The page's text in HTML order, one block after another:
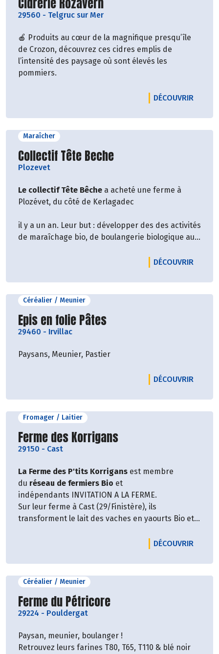
Cidrerie Rozavern
29560 - Telgruc sur Mer
🍎 Produits au cœur de la magnifique presqu’île
de Crozon, découvrez ces cidres emplis de
l’intensité des paysage où sont élevés les
pommiers.
DÉCOUVRIR
Maraîcher
Découvrir le producteur
Collectif Tête Beche
Plozevet
Le collectif Tête Bêche a acheté une ferme à
Plozévet, du côté de Kerlagadec
il y a un an. Leur but : développer des des activités
de maraîchage bio, de boulangerie biologique au
DÉCOUVRIR
Céréalier / Meunier
Découvrir le producteur
Epis en folie Pâtes
29460 - Irvillac
Paysans, Meunier, Pastier
DÉCOUVRIR
Fromager / Laitier
Découvrir le producteur
Ferme des Korrigans
29150 - Cast
La Ferme des P'tits Korrigans est membre
du réseau de fermiers Bio et
indépendants INVITATION A LA FERME.
Sur leur ferme à Cast (29/Finistère), ils
transforment le lait des vaches en yaourts Bio et
Le magasin de Douarnenez se fait livrer toutes les
desserts ...
Un régal pour les petits et les grands gourmands.
DÉCOUVRIR
Céréalier / Meunier
Découvrir le producteur
Ferme du Pétricore
29224 - Pouldergat
Paysan, meunier, boulanger !
Retrouvez leurs farines T80, T65, T110 & blé noir